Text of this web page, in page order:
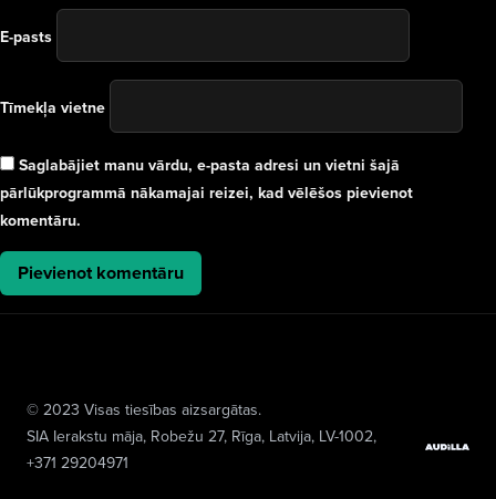
E-pasts
Tīmekļa vietne
Saglabājiet manu vārdu, e-pasta adresi un vietni šajā
pārlūkprogrammā nākamajai reizei, kad vēlēšos pievienot
komentāru.
© 2023 Visas tiesības aizsargātas.
SIA Ierakstu māja, Robežu 27, Rīga, Latvija, LV-1002,
+371 29204971